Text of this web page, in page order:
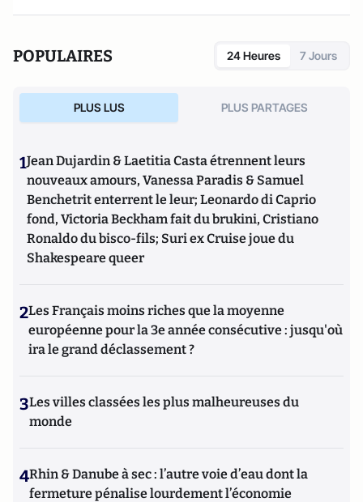
Lattès), La République des imposteurs (L’Archipel), Pilleurs
POPULAIRES 24 Heures 7 Jours
PLUS LUS PLUS PARTAGES
1Jean Dujardin & Laetitia Casta étrennent leurs
nouveaux amours, Vanessa Paradis & Samuel
Benchetrit enterrent le leur; Leonardo di Caprio
fond, Victoria Beckham fait du brukini, Cristiano
Ronaldo du bisco-fils; Suri ex Cruise joue du
Shakespeare queer
2Les Français moins riches que la moyenne
européenne pour la 3e année consécutive : jusqu'où
ira le grand déclassement ?
3Les villes classées les plus malheureuses du
monde
4Rhin & Danube à sec : l’autre voie d’eau dont la
fermeture pénalise lourdement l’économie